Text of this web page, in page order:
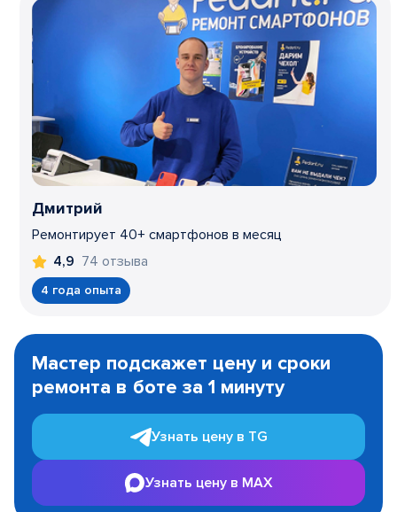
Дмитрий
Ремонтирует 40+ смартфонов в месяц
4,9 74 отзыва
4 года опыта
1
Мастер подскажет цену и сроки
ремонта в боте за 1 минуту
Узнать цену в TG
Узнать цену в MAX